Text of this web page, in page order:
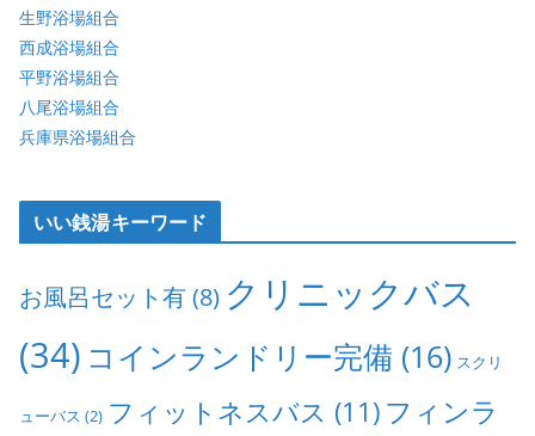
生野浴場組合
西成浴場組合
平野浴場組合
八尾浴場組合
兵庫県浴場組合
いい銭湯キーワード
お風呂セット有(8) クリニックバス
(34) コインランドリー完備 (16) スクリ
ューバス (2) フィットネスバス (11)フィンラ